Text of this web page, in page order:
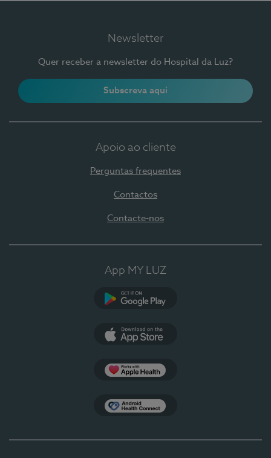
Newsletter
Quer receber a newsletter do Hospital da Luz?
Subscreva aqui
Apoio ao cliente
Perguntas frequentes
Contactos
Contacte-nos
App MY LUZ